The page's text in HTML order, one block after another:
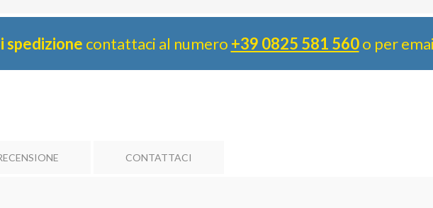
spedizione contattaci al numero +39 0825 581 560o per
CONTATTACI